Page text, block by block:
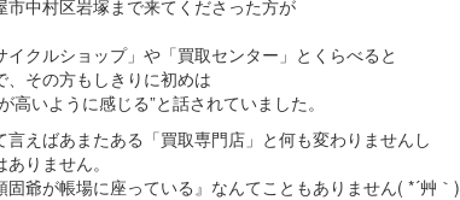
中村区岩塚まで来てくださった方が
クルショップ」や「買取センター」とくらべると
その方もしきりに初めは
高いように感じる”と話されていました。
えばあまたある「買取専門店」と何も変わりませんし
りません。
爺が帳場に座っている』なんてこともありません( *´艸｀)